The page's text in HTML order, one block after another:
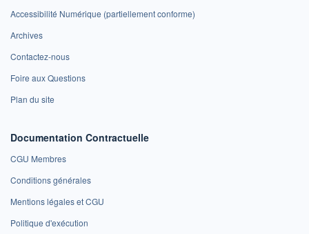
Accessibilité Numérique (partiellement conforme)
Archives
Contactez-nous
Foire aux Questions
Plan du site
Documentation Contractuelle
CGU Membres
Conditions générales
Mentions légales et CGU
Politique d'exécution